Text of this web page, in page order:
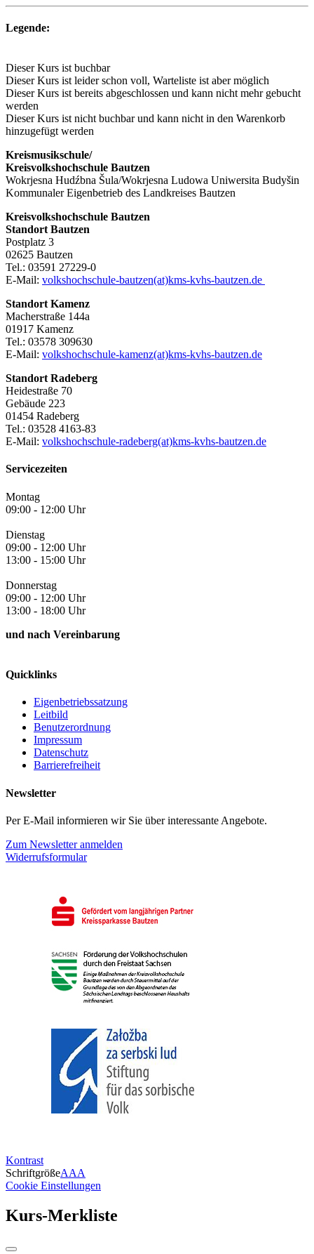
Legende:
Dieser Kurs ist buchbar
Dieser Kurs ist leider schon voll, Warteliste ist aber möglich
Dieser Kurs ist bereits abgeschlossen und kann nicht mehr gebucht
werden
Dieser Kurs ist nicht buchbar und kann nicht in den Warenkorb
hinzugefügt werden
Kreismusikschule/
Kreisvolkshochschule Bautzen
Wokrjesna Hudźbna Šula/Wokrjesna Ludowa Uniwersita Budyšin
Kommunaler Eigenbetrieb des Landkreises Bautzen
Kreisvolkshochschule Bautzen
Standort Bautzen
Postplatz 3
02625 Bautzen
Tel.: 03591 27229-0
E-Mail: volkshochschule-bautzen(at)kms-kvhs-bautzen.de
Standort Kamenz
Macherstraße 144a
01917 Kamenz
Tel.: 03578 309630
E-Mail: volkshochschule-kamenz(at)kms-kvhs-bautzen.de
Standort Radeberg
Heidestraße 70
Gebäude 223
01454 Radeberg
Tel.: 03528 4163-83
E-Mail: volkshochschule-radeberg(at)kms-kvhs-bautzen.de
Servicezeiten
Montag
09:00 - 12:00 Uhr
Dienstag
09:00 - 12:00 Uhr
13:00 - 15:00 Uhr
Donnerstag
09:00 - 12:00 Uhr
13:00 - 18:00 Uhr
und nach Vereinbarung
Quicklinks
Eigenbetriebssatzung
Leitbild
Benutzerordnung
Impressum
Datenschutz
Barrierefreiheit
Newsletter
Per E-Mail informieren wir Sie über interessante Angebote.
Zum Newsletter anmelden
Widerrufsformular
Kontrast
SchriftgrößeAAA
Cookie Einstellungen
Kurs-Merkliste